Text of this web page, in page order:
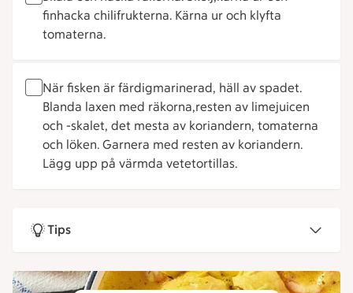
finhacka chilifrukterna. Kärna ur och klyfta
tomaterna.
När fisken är färdigmarinerad, häll av spadet.
Blanda laxen med räkorna,resten av limejuicen
och -skalet, det mesta av koriandern, tomaterna
och löken. Garnera med resten av koriandern.
Lägg upp på värmda vetetortillas.
Tips